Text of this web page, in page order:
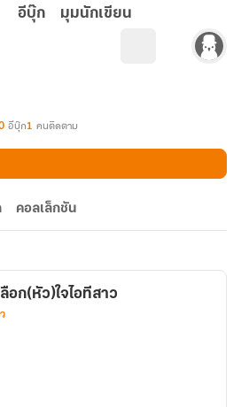
อีบุ๊ก มุมนักเขียน
อีบุ๊ก1 คนติดตาม
คอลเล็กชัน
ลือก(หัว)ใจไอทีสาว